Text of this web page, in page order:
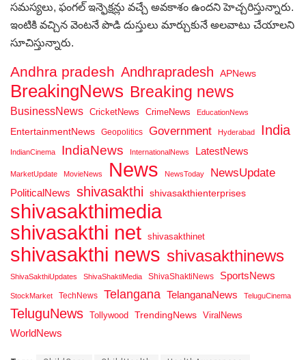
సమస్యలు, ఫంగల్ ఇన్ఫెక్షన్లు వచ్చే అవకాశం ఉందని హెచ్చరిస్తున్నారు.
ఇంటికి వచ్చిన వెంటనే పొడి దుస్తులు మార్చుకునే అలవాటు చేయాలని
సూచిస్తున్నారు.
Andhra pradesh Andhrapradesh APNews
BreakingNews Breaking news
BusinessNews CricketNews CrimeNews EducationNews
EntertainmentNews Geopolitics Government Hyderabad India
IndianCinema IndiaNews InternationalNews LatestNews
MarketUpdate MovieNews News NewsToday NewsUpdate
PoliticalNews shivasakthi shivasakthienterprises
shivasakthimedia
shivasakthi net shivasakthinet
shivasakthi news shivasakthinews
ShivaSakthiUpdates ShivaShaktiMedia ShivaShaktiNews SportsNews
StockMarket TechNews Telangana TelanganaNews TeluguCinema
TeluguNews Tollywood TrendingNews ViralNews
WorldNews